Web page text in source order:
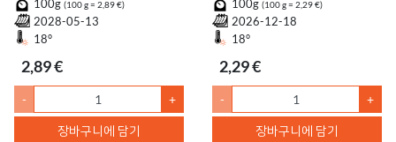
100g (100 g = 2,89 €)
2028-05-13
18°
2,89 €
- +
장바구니에 담기
100g (100 g = 2,29 €)
2026-12-18
18°
2,29 €
- +
장바구니에 담기